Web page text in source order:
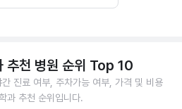
추천 병원 순위 Top 10
진료 여부, 주차가능 여부, 가격 및 비용
과 추천 순위입니다.